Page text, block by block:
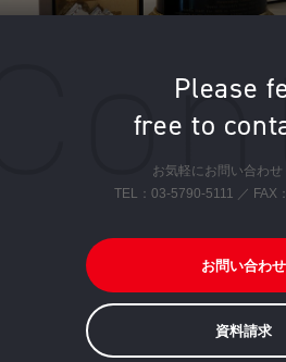
Please
free to
お気軽にお問い合わせ
TEL： 03-5790-5111 ／ FAX
お問い合わせ
資料請求